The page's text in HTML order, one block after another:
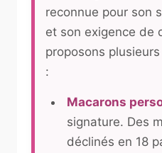
reconnue pour son
et son exigence de
proposons
:
Macarons
signature. Des
déclinés en 18